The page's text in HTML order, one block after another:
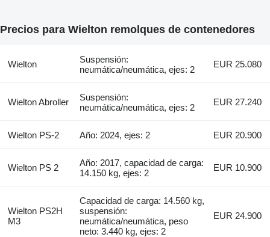
Precios para Wielton remolques de contenedores
Wielton
Suspensión:
neumática/neumática, ejes: 2
EUR 25.080
Wielton Abroller
Suspensión:
neumática/neumática, ejes: 2
EUR 27.240
Wielton PS-2 Año: 2024, ejes: 2 EUR 20.900
Wielton PS 2
Año: 2017, capacidad de carga:
14.150 kg, ejes: 2
EUR 10.900
Wielton PS2H
M3
Capacidad de carga: 14.560 kg,
suspensión:
neumática/neumática, peso
neto: 3.440 kg, ejes: 2
EUR 24.900